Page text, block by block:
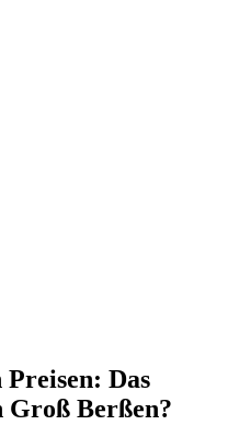
Das
Groß Berßen?